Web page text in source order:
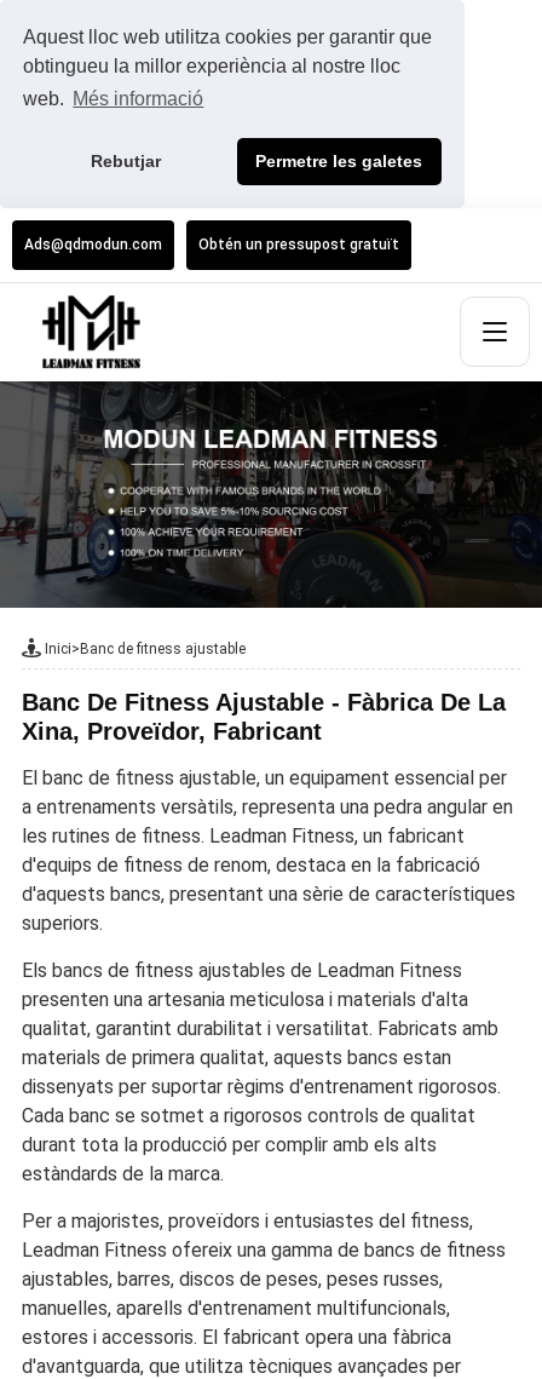
Aquest lloc web utilitza cookies per garantir que
obtingueu la millor experiència al nostre lloc
web. Més informació
Rebutjar Permetre les galetes
Ads@qdmodun.com Obtén un pressupost gratuït
Inici>Banc de fitness ajustable
Banc De Fitness Ajustable - Fàbrica De La
Xina, Proveïdor, Fabricant
El banc de fitness ajustable, un equipament essencial per
a entrenaments versàtils, representa una pedra angular en
les rutines de fitness. Leadman Fitness, un fabricant
d'equips de fitness de renom, destaca en la fabricació
d'aquests bancs, presentant una sèrie de característiques
superiors.
Els bancs de fitness ajustables de Leadman Fitness
presenten una artesania meticulosa i materials d'alta
qualitat, garantint durabilitat i versatilitat. Fabricats amb
materials de primera qualitat, aquests bancs estan
dissenyats per suportar règims d'entrenament rigorosos.
Cada banc se sotmet a rigorosos controls de qualitat
durant tota la producció per complir amb els alts
estàndards de la marca.
Per a majoristes, proveïdors i entusiastes del fitness,
Leadman Fitness ofereix una gamma de bancs de fitness
ajustables, barres, discos de peses, peses russes,
manuelles, aparells d'entrenament multifuncionals,
estores i accessoris. El fabricant opera una fàbrica
d'avantguarda, que utilitza tècniques avançades per